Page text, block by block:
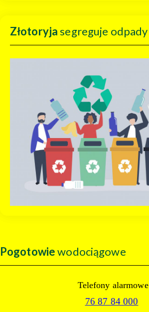
Złotoryjasegreguje odpady
Pogotowiewodociągowe
Telefony alarmowe
76 87 84 000